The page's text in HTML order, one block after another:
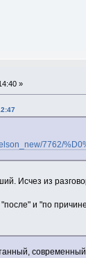
»
7762/
Исчез из
и "по